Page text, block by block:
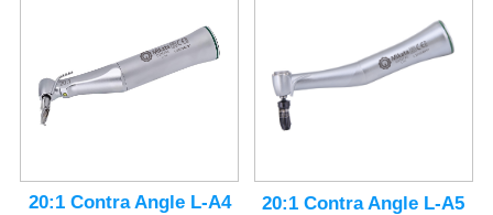
20:1 Contra Angle L-A4 20:1 Contra Angle L-A5